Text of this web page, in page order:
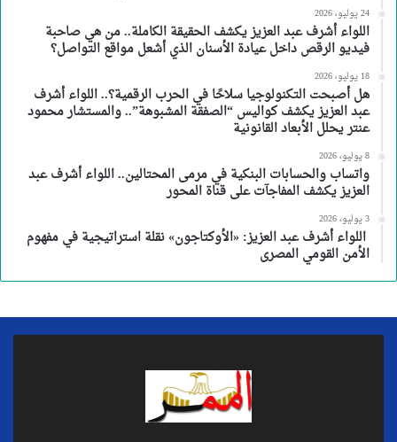
24 يوليو، 2026
اللواء أشرف عبد العزيز يكشف الحقيقة الكاملة.. من هي صاحبة
فيديو الرقص داخل عيادة الأسنان الذي أشعل مواقع التواصل؟
18 يوليو، 2026
هل أصبحت التكنولوجيا سلاحًا في الحرب الرقمية؟.. اللواء أشرف
عبد العزيز يكشف كواليس “الصفقة المشبوهة”.. والمستشار محمود
عنتر يحلل الأبعاد القانونية
8 يوليو، 2026
واتساب والحسابات البنكية في مرمى المحتالين.. اللواء أشرف عبد
العزيز يكشف المفاجآت على قناة المحور
3 يوليو، 2026
اللواء أشرف عبد العزيز: «الأوكتاجون» نقلة استراتيجية في مفهوم
الأمن القومي المصرى